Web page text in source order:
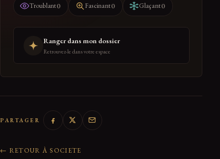
Troublant0 Fascinant0 Glaçant0
Ranger dans mon dossier
Retrouvez-le dans votre espace
PARTAGER
← RETOUR À SOCIETE